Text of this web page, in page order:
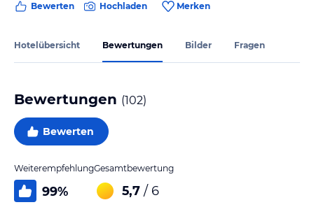
Bewerten Hochladen Merken
Hotelübersicht Bewertungen Bilder Fragen
Bewertungen (102)
Bewerten
Weiterempfehlung
99%
Gesamtbewertung
5,7 / 6